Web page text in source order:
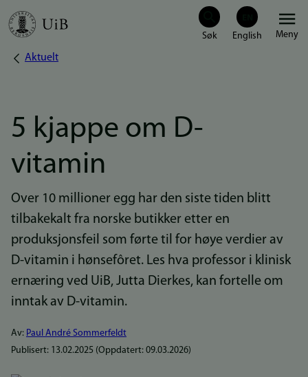
Hopp
Meny
Navigasjonssti
Aktuelt
5 kjappe om D-
vitamin
Over 10 millioner egg har den siste tiden blitt
tilbakekalt fra norske butikker etter en
produksjonsfeil som førte til for høye verdier av
D-vitamin i hønsefôret. Les hva professor i klinisk
ernæring ved UiB, Jutta Dierkes, kan fortelle om
inntak av D-vitamin.
Av: Paul André Sommerfeldt
Publisert: 13.02.2025 (Oppdatert: 09.03.2026)